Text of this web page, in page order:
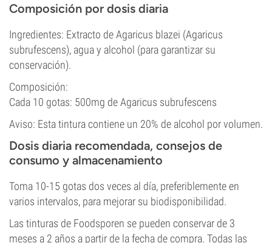
Composición por dosis diaria
Ingredientes: Extracto de Agaricus blazei (Agaricus
subrufescens), agua y alcohol (para garantizar su
conservación).
Composición:
Cada 10 gotas: 500mg de Agaricus subrufescens
Aviso: Esta tintura contiene un 20% de alcohol por volumen.
Dosis diaria recomendada, consejos de
consumo y almacenamiento
Toma 10-15 gotas dos veces al día, preferiblemente en
varios intervalos, para mejorar su biodisponibilidad.
Las tinturas de Foodsporen se pueden conservar de 3
meses a 2 años a partir de la fecha de compra. Todas las